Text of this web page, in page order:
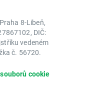
8-Libeň,
DIČ:
vedeném
č. 56720.
cookie